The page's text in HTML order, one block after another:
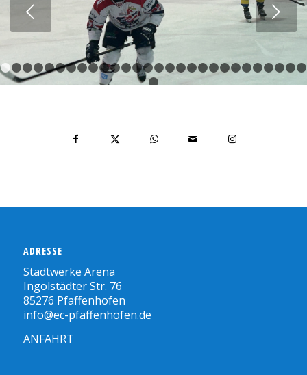
Weiter
1 2 3 4 5 6 7 8 9 101112131415161718192021
29
ADRESSE
Stadtwerke Arena
Ingolstädter Str. 76
85276 Pfaffenhofen
info@ec-pfaffenhofen.de
ANFAHRT